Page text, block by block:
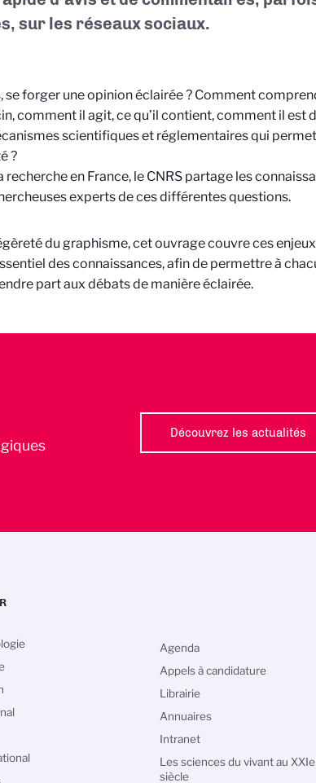
sur les réseaux sociaux.
se forger une opinion éclairée ? Comment
comment il agit, ce qu’il contient, comment il est
scientifiques et réglementaires qui
?
recherche en France, le CNRS partage les
experts de ces différentes questions.
du graphisme, cet ouvrage couvre ces
des connaissances, afin de permettre à
part aux débats de manière éclairée.
Découvrez les actualités
Agenda
Appels à candidature
Librairie
Annuaires
Intranet
Les sciences du vivant au XXIe
siècle